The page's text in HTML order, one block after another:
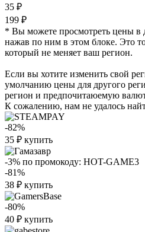
35 ₽
199 ₽
* Вы можете просмотреть цены в
нажав по ним в этом блоке. Это
который не меняет ваш регион.
Если вы хотите изменить свой
умолчанию цены для другого
регион и предпочитаюемую
К сожалению, нам не удалось
-82%
35 ₽ купить
-3% по промокоду: HOT-GAME3
-81%
38 ₽ купить
-80%
40 ₽ купить